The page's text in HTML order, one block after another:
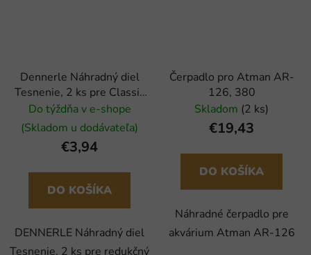
Dennerle Náhradný diel
Tesnenie, 2 ks pre Classic
Line redukčný ventil
Do týždňa v e-shope
(Skladom u dodávateľa)
€3,94
DO KOŠÍKA
DENNERLE Náhradný diel
Tesnenie, 2 ks pre redukčný
Čerpadlo pro Atman AR-
126, 380
Skladom (2 ks)
€19,43
DO KOŠÍKA
Náhradné čerpadlo pre
akvárium Atman AR-126